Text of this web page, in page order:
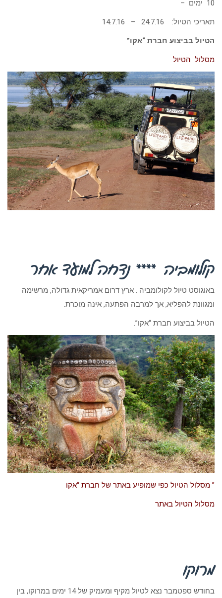
10 ימים –
תאריכי הטיול: 24.7.16 – 14.7.16
הטיול בביצוע חברת “אקו”
מסלול הטיול
קולומביה **** נדחה למועד אחר
באוגוסט טיול לקולומביה . ארץ דרום אמריקאית גדולה, מרשימה
ומגוונת להפליא, אך למרבה הפתעה, אינה מוכרת.
הטיול בביצוע חברת “אקו”.
” מסלול הטיול כפי שמופיע באתר של חברת “אקו
מסלול הטיול באתר
מרוקו
בחודש ספטמבר נצא לטיול מקיף ומעמיק של 14 ימים במרוקו, בין